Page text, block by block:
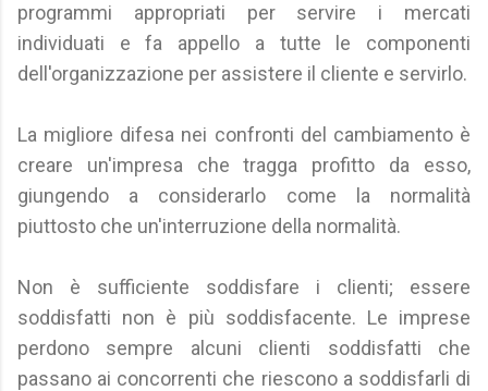
programmi appropriati per servire i mercati
individuati e fa appello a tutte le componenti
dell'organizzazione per assistere il cliente e servirlo.
La migliore difesa nei confronti del cambiamento è
creare un'impresa che tragga profitto da esso,
giungendo a considerarlo come la normalità
piuttosto che un'interruzione della normalità.
Non è sufficiente soddisfare i clienti; essere
soddisfatti non è più soddisfacente. Le imprese
perdono sempre alcuni clienti soddisfatti che
passano ai concorrenti che riescono a soddisfarli di